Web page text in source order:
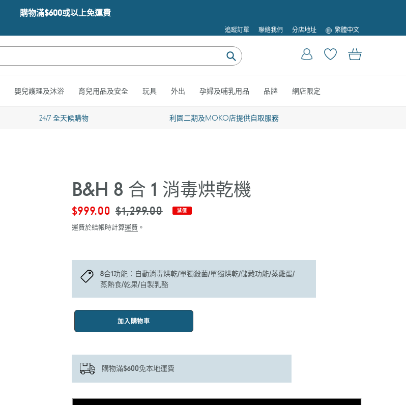
購物滿$600或以上免運費
追蹤訂單 聯絡我們 分店地址
語
言
繁體中文
提
登入 購物車
嬰兒護理及沐浴 育兒用品及安全 玩具 外出 孕婦及哺乳用品 品牌 網店限定
24/7 全天候購物 利園二期及MOKO店提供自取服務
B&H 8 合 1 消毒烘乾機
售
價
$999.00 定
價
$1,299.00 減價
運費於結帳時計算運費 。
8合1功能：自動消毒烘乾/單獨殺菌/單獨烘乾/儲藏功能/蒸雞蛋/
蒸熱食/乾果/自製乳酪
加入購物車
購物滿$600免本地運費
正